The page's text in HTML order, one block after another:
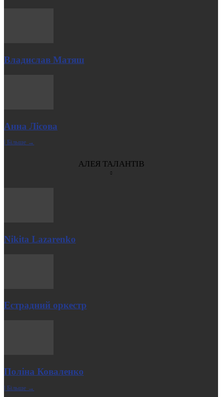
Владислав Матяш
Анна Лісова
| Більше →
АЛЕЯ ТАЛАНТІВ
Nikita Lazarenko
Естрадний оркестр
Поліна Коваленко
| Більше →